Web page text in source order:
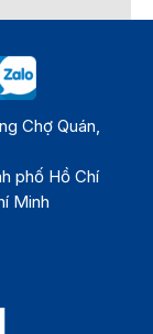
Chợ Quán,
phố Hồ Chí
Minh